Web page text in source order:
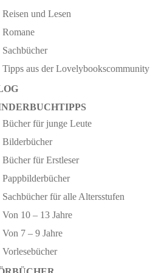
Reisen und Lesen
Romane
Sachbücher
Tipps aus der Lovelybookscommunity
Bücher für junge Leute
Bilderbücher
Bücher für Erstleser
Pappbilderbücher
Sachbücher für alle Altersstufen
Von 10 – 13 Jahre
Von 7 – 9 Jahre
Vorlesebücher